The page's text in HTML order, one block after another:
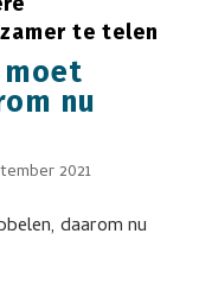
te telen
nu
2021